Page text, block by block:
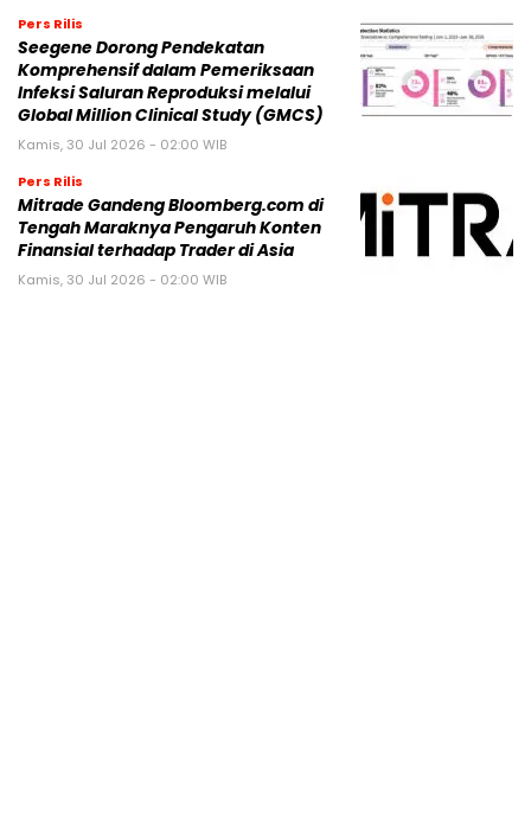
Pers Rilis
Seegene Dorong Pendekatan
Komprehensif dalam Pemeriksaan
Infeksi Saluran Reproduksi melalui
Global Million Clinical Study (GMCS)
Kamis, 30 Jul 2026 - 02:00 WIB
Pers Rilis
Mitrade Gandeng Bloomberg.com di
Tengah Maraknya Pengaruh Konten
Finansial terhadap Trader di Asia
Kamis, 30 Jul 2026 - 02:00 WIB